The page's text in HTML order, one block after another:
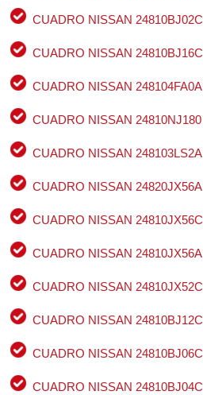
CUADRO NISSAN 24810BJ02C
CUADRO NISSAN 24810BJ16C
CUADRO NISSAN 248104FA0A
CUADRO NISSAN 24810NJ180
CUADRO NISSAN 248103LS2A
CUADRO NISSAN 24820JX56A
CUADRO NISSAN 24810JX56C
CUADRO NISSAN 24810JX56A
CUADRO NISSAN 24810JX52C
CUADRO NISSAN 24810BJ12C
CUADRO NISSAN 24810BJ06C
CUADRO NISSAN 24810BJ04C